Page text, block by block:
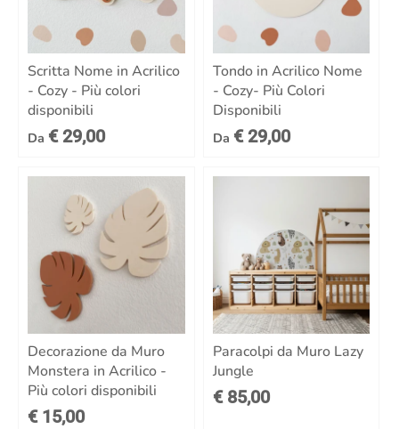
Scritta Nome in Acrilico
- Cozy - Più colori
disponibili
Da € 29,00
Tondo in Acrilico Nome
- Cozy- Più Colori
Disponibili
Da € 29,00
Decorazione da Muro
Monstera in Acrilico -
Più colori disponibili
€ 15,00
Paracolpi da Muro Lazy
Jungle
€ 85,00